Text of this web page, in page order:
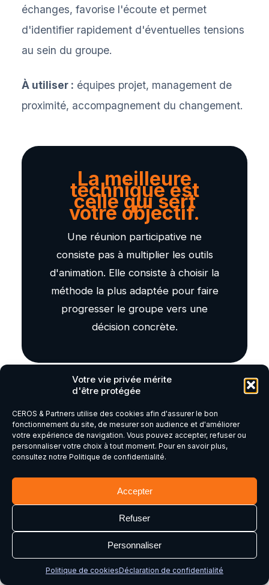
Votre vie privée mérite
d'être protégée
CEROS & Partners utilise des cookies afin d'assurer le bon
fonctionnement du site, de mesurer son audience et d'améliorer
votre expérience de navigation. Vous pouvez accepter, refuser ou
personnaliser votre choix à tout moment. Pour en savoir plus,
consultez notre Politique de confidentialité.
Accepter
Refuser
Personnaliser
Politique de cookiesDéclaration de confidentialité
échanges, favorise l'écoute et permet
d'identifier rapidement d'éventuelles tensions
au sein du groupe.
À utiliser : équipes projet, management de
proximité, accompagnement du changement.
La meilleure
technique est
celle qui sert
votre objectif.
Une réunion participative ne
consiste pas à multiplier les outils
d'animation. Elle consiste à choisir la
méthode la plus adaptée pour faire
progresser le groupe vers une
décision concrète.
Le rôle du manager